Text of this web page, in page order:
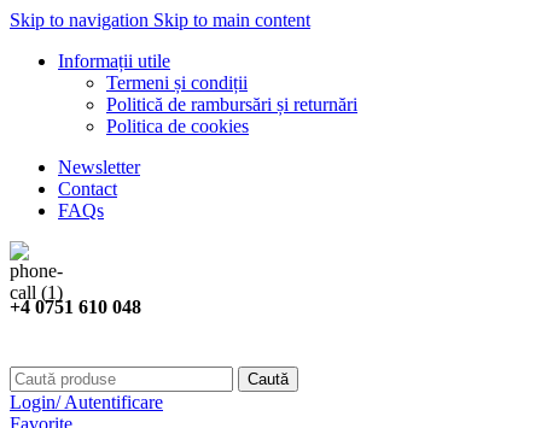
Skip to navigation Skip to main content
Informații utile
Termeni și condiții
Politică de rambursări și returnări
Politica de cookies
Newsletter
Contact
FAQs
+4 0751 610 048
Caută
Login/ Autentificare
Favorite